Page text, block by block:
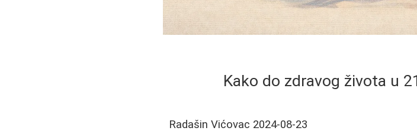
Kako do zdravog života u
Radašin Vićovac 2024-08-23